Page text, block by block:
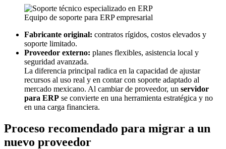
Equipo de soporte para ERP empresarial
Fabricante original: contratos rígidos, costos elevados y
soporte limitado.
Proveedor externo: planes flexibles, asistencia local y
seguridad avanzada.
La diferencia principal radica en la capacidad de ajustar
recursos al uso real y en contar con soporte adaptado al
mercado mexicano. Al cambiar de proveedor, un servidor
para ERP se convierte en una herramienta estratégica y no
en una carga financiera.
Proceso recomendado para migrar a un
nuevo proveedor